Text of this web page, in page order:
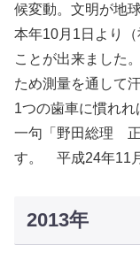
候変動。文明が地
本年10月1日より
ことが出来ました
ため測量を通して
1つの歯車に慣れれ
一句「野田総理
す。 平成24年11
2013年